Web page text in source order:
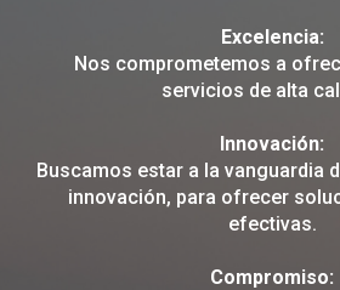
Excelencia:
Nos comprometemos a
servicios de alta
Innovación:
Buscamos estar a la vanguardia
innovación, para ofrecer
efectivas.
Compromiso: